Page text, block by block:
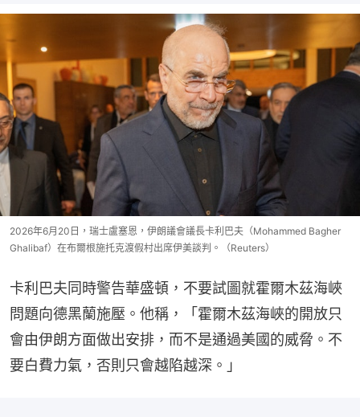
2026年6月20日，瑞士盧塞恩，伊朗議會議長卡利巴夫（Mohammed Bagher
Ghalibaf）在布爾根施托克渡假村出席伊美談判。（Reuters）
卡利巴夫同時警告華盛頓，不要試圖就霍爾木茲海峽
問題向德黑蘭施壓。他稱，「霍爾木茲海峽的開放只
會由伊朗方面做出安排，而不是通過美國的威脅。不
要白費力氣，否則只會越陷越深。」